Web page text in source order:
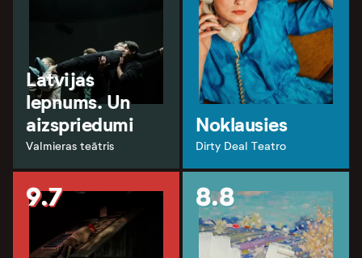
Latvijas
lepnums. Un
aizspriedumi
Valmieras teātris
Noklausies
Dirty Deal Teatro
9.7 8.8